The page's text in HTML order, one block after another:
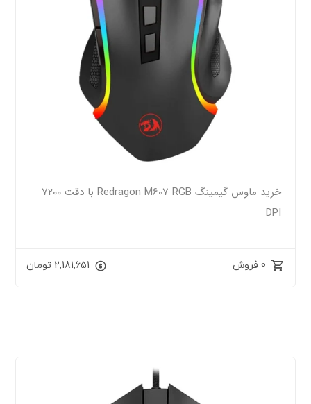
خرید ماوس گیمینگ Redragon M607 RGB با دقت 7200
DPI
0 فروش 2,181,651 تومان